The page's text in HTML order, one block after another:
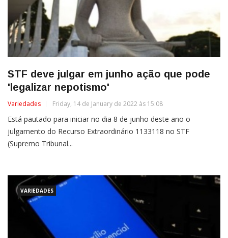
STF deve julgar em junho ação que pode
'legalizar nepotismo'
Variedades Friday, 14 de January de 2022 às 15:08
Está pautado para iniciar no dia 8 de junho deste ano o
julgamento do Recurso Extraordinário 1133118 no STF
(Supremo Tribunal...
VARIEDADES